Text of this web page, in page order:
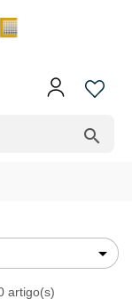
search

artigo(s)